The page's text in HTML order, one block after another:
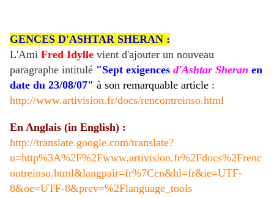
GENCES D'ASHTAR SHERAN :
L'Ami Fred Idylle vient d'ajouter un nouveau
paragraphe intitulé "Sept exigences d'Ashtar Sheran en
date du 23/08/07" à son remarquable article :
http://www.artivision.fr/docs/rencontreinso.html
En Anglais (in English) :
http://translate.google.com/translate?
u=http%3A%2F%2Fwww.artivision.fr%2Fdocs%2Frenc
ontreinso.html&langpair=fr%7Cen&hl=fr&ie=UTF-
8&oe=UTF-8&prev=%2Flanguage_tools